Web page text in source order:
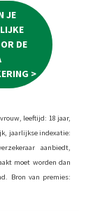
JE
DE
>
leeftijd: 18 jaar,
jaarlijkse indexatie:
aanbiedt,
moet worden dan
Bron van premies: